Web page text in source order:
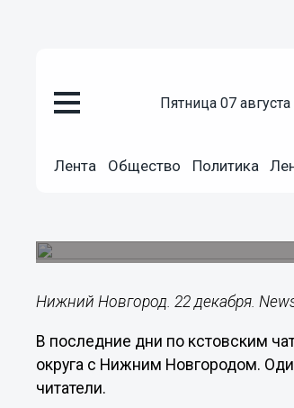
пятница 07
Лента Общество Политика
Кстовчан массово
Нижний Новгород. 22 декабря.
В последние дни по кстовским
округа с Нижним Новгородом.
читатели.